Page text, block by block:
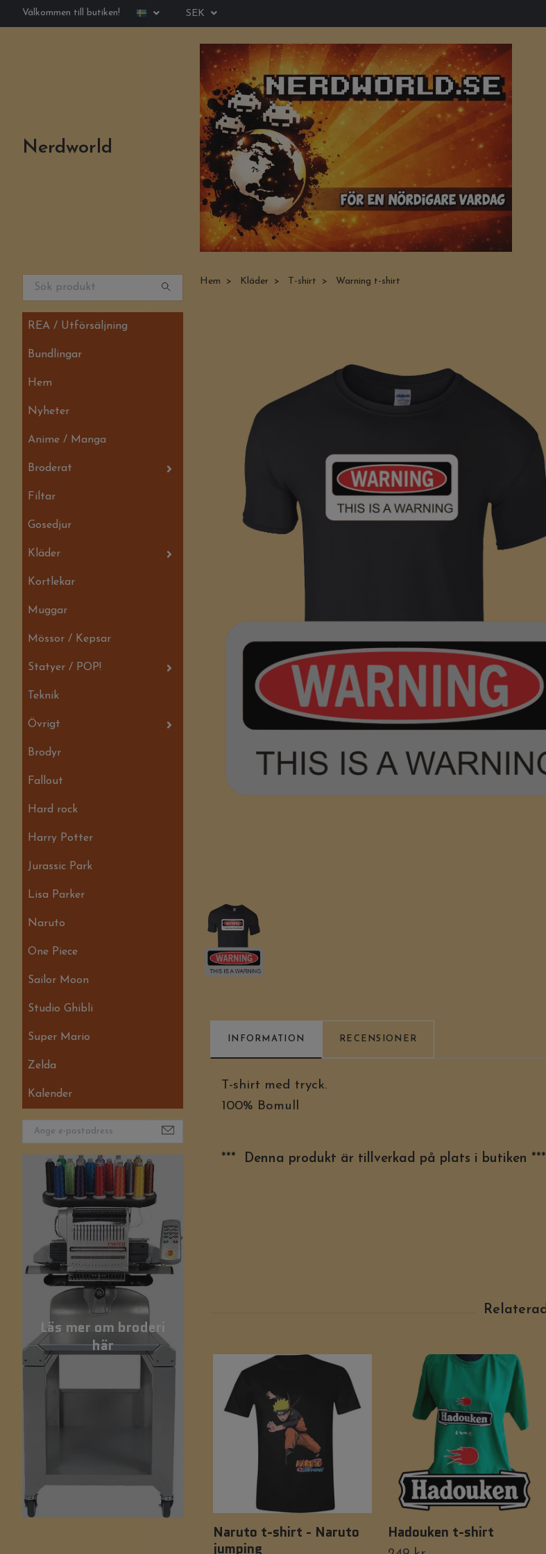
Välkommen till butiken! SEK
Nerdworld
REA / Utförsäljning
Bundlingar
Hem
Nyheter
Anime / Manga
Broderat
Filtar
Gosedjur
Kläder
Kortlekar
Muggar
Mössor / Kepsar
Statyer / POP!
Teknik
Övrigt
Brodyr
Fallout
Hard rock
Harry Potter
Jurassic Park
Lisa Parker
Naruto
One Piece
Sailor Moon
Studio Ghibli
Super Mario
Zelda
Kalender
Läs mer om broderi
här
Hem Kläder T-shirt Warning t-shirt
INFORMATION RECENSIONER
T-shirt med tryck.
100% Bomull
*** Denna produkt är tillverkad på plats i butiken ***
Naruto t-shirt - Naruto
jumping
Hadouken t-shirt